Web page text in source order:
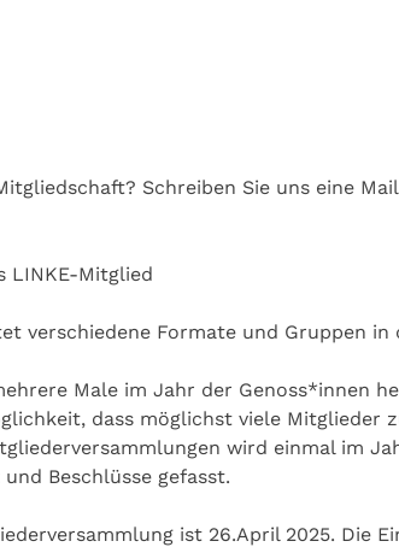
Schreiben Sie uns eine
LINKE-Mitglied
verschiedene Formate und Gruppen
Male im Jahr der Genoss*innen
dass möglichst viele Mitglieder
wird einmal im
Beschlüsse gefasst.
ist 26.April 2025. Die